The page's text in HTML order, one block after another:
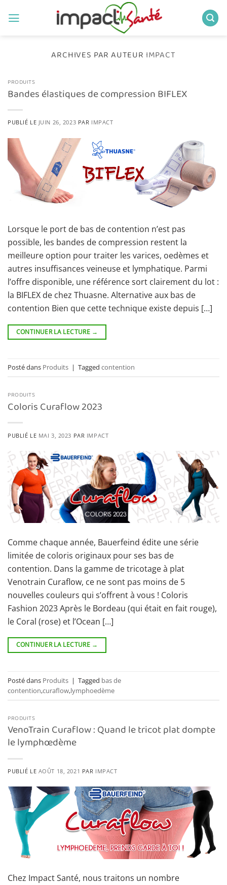
au
ARCHIVES PAR AUTEUR IMPACT
PRODUITS
Bandes élastiques de compression BIFLEX
PUBLIÉ LE JUIN 26, 2023 PAR IMPACT
Lorsque le port de bas de contention n’est pas
possible, les bandes de compression restent la
meilleure option pour traiter les varices, oedèmes et
autres insuffisances veineuse et lymphatique. Parmi
l’offre disponible, une référence sort clairement du lot :
la BIFLEX de chez Thuasne. Alternative aux bas de
contention Bien que cette technique existe depuis […]
CONTINUER LA LECTURE →
Posté dans Produits | Tagged contention
PRODUITS
Coloris Curaflow 2023
PUBLIÉ LE MAI 3, 2023 PAR IMPACT
Comme chaque année, Bauerfeind édite une série
limitée de coloris originaux pour ses bas de
contention. Dans la gamme de tricotage à plat
Venotrain Curaflow, ce ne sont pas moins de 5
nouvelles couleurs qui s’offrent à vous ! Coloris
Fashion 2023 Après le Bordeau (qui était en fait rouge),
le Coral (rose) et l’Ocean […]
CONTINUER LA LECTURE →
Posté dans Produits | Tagged bas de
contention,curaflow,lymphoedème
PRODUITS
VenoTrain Curaflow : Quand le tricot plat dompte
le lymphœdème
PUBLIÉ LE AOÛT 18, 2021 PAR IMPACT
Chez Impact Santé, nous traitons un nombre